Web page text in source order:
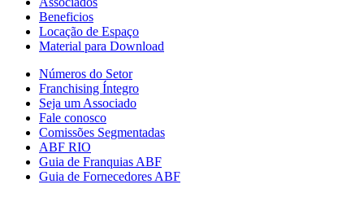
Beneficios
Locação de Espaço
Material para Download
Números do Setor
Franchising Íntegro
Seja um Associado
Fale conosco
Comissões Segmentadas
ABF RIO
Guia de Franquias ABF
Guia de Fornecedores ABF